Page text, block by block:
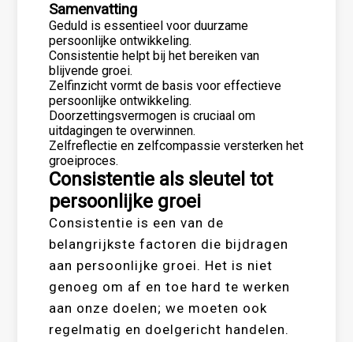
Samenvatting
Geduld is essentieel voor duurzame
persoonlijke ontwikkeling.
Consistentie helpt bij het bereiken van
blijvende groei.
Zelfinzicht vormt de basis voor effectieve
persoonlijke ontwikkeling.
Doorzettingsvermogen is cruciaal om
uitdagingen te overwinnen.
Zelfreflectie en zelfcompassie versterken het
groeiproces.
Consistentie als sleutel tot
persoonlijke groei
Consistentie is een van de
belangrijkste factoren die bijdragen
aan persoonlijke groei. Het is niet
genoeg om af en toe hard te werken
aan onze doelen; we moeten ook
regelmatig en doelgericht handelen.